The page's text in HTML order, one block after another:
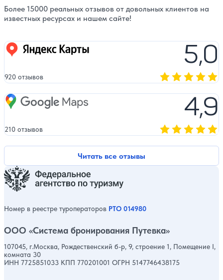
Более 15000 реальных отзывов от довольных клиентов на
известных ресурсах и нашем сайте!
Читать все отзывы
Яндекс карты 5,0
920 отзывов
Google Maps 4,9
210 отзывов
Номер в реестре туроператоров РТО 014980
ООО «Система бронирования Путевка»
107045, г.Москва, Рождественский б-р, 9, строение 1, Помещение I,
комната 30
ИНН 7725851033 КПП 770201001 ОГРН 5147746438175